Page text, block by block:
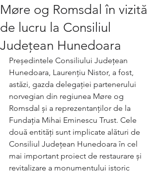
Møre og Romsdal în vizită
de lucru la Consiliul
Județean Hunedoara
Președintele Consiliului Județean
Hunedoara, Laurențiu Nistor, a fost,
astăzi, gazda delegației partenerului
norvegian din regiunea Møre og
Romsdal și a reprezentanților de la
Fundația Mihai Eminescu Trust. Cele
două entități sunt implicate alături de
Consiliul Județean Hunedoara în cel
mai important proiect de restaurare și
revitalizare a monumentului istoric